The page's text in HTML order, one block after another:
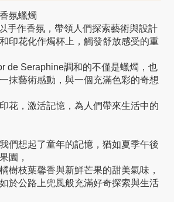
氛蠟燭
手作香氛，帶領人們探索藝術與設計
印花化作燭杯上，觸發舒放感受的重
de Seraphine調和的不僅是蠟燭，也
抹藝術感動，與一個充滿色彩的奇想
花，激活記憶，為人們帶來生活中的
們想起了童年的記憶 ，猶如夏季午後
園 ，
樹枝葉馨香與新鮮芒果的甜美氣味，
如於公路上兜風般充滿好奇探索與生活